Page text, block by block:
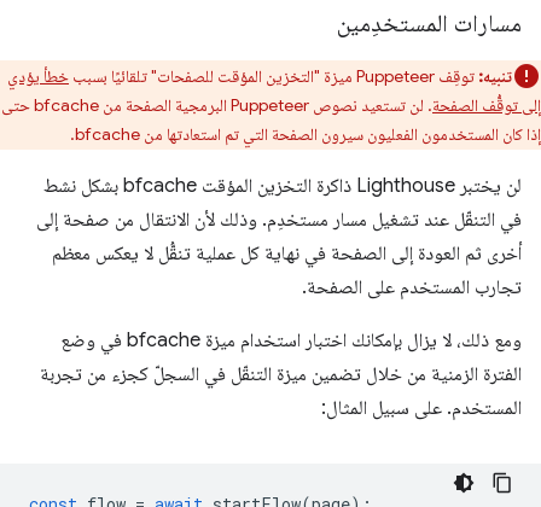
مسارات المستخدِمين
تنبيه: توقِف Puppeteer ميزة "التخزين المؤقت للصفحات" تلقائيًا بسبب
خطأ يؤدي
إلى توقُّف الصفحة
. لن تستعيد نصوص Puppeteer البرمجية الصفحة من bfcache حتى
إذا كان المستخدمون الفعليون سيرون الصفحة التي تم استعادتها من bfcache.
لن يختبر Lighthouse ذاكرة التخزين المؤقت bfcache بشكل نشط
في التنقّل عند تشغيل مسار مستخدِم. وذلك لأن الانتقال من صفحة إلى
أخرى ثم العودة إلى الصفحة في نهاية كل عملية تنقُّل لا يعكس معظم
تجارب المستخدم على الصفحة.
ومع ذلك، لا يزال بإمكانك اختبار استخدام ميزة bfcache في وضع
الفترة الزمنية من خلال تضمين ميزة التنقّل في السجلّ كجزء من تجربة
المستخدم. على سبيل المثال: